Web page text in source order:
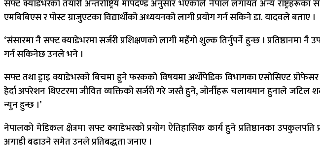
सफ्ट क्याडेभरको तयारी अन्तर्राष्ट्रिय मापदण्ड अनुसार भएकोले नेपाल लगायत अन्य राष्ट्रहरूका
एमबिबिएस र पोस्ट ग्राजुएटका विद्यार्थीको अध्ययनको लागी प्रयोग गर्न सकिने डा. यादवले बताए ।
‘संसारमा नै सफ्ट क्याडेभरमा सर्जरी प्रशिक्षणको लागी महँगो शुल्क तिर्नुपर्ने हुन्छ ।
गर्न सकिनेछ उनले भने ।
सफ्ट तथा ड्राइ क्याडेभरको बिचमा हुने फरकको विषयमा अर्थोपेडिक विभागका एसोसिएट
हेर्दा अपरेशन थिएटरमा जीवित व्यक्तिको सर्जरी गरे जस्तै हुने, जोर्नीहरू चलायमान हुनाले जटिल
न्युन हुन्छ ।’
नेपालको मेडिकल क्षेत्रमा सफ्ट क्याडेभरको प्रयोग ऐतिहासिक कार्य हुने प्रतिष्ठानका
अगाडी बढाउने समेत उनले प्रतिबद्धता जनाए ।